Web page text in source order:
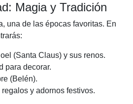
Magia y Tradición
una de las épocas favoritas. En
(Santa Claus) y sus renos.
para decorar.
(Belén).
y adornos festivos.